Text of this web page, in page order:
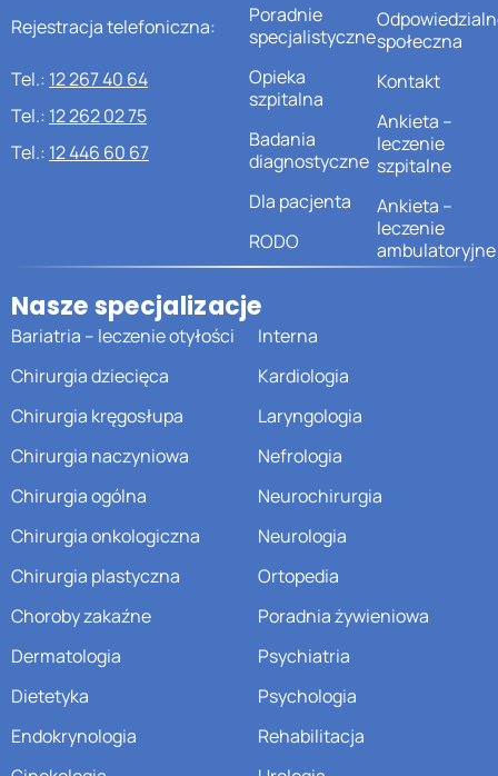
Rejestracja telefoniczna:
Tel.: 12 267 40 64
Tel.: 12 262 02 75
Tel.: 12 446 60 67
Poradnie
specjalistyczne
Opieka
szpitalna
Badania
diagnostyczne
Dla pacjenta
RODO
społeczna
Kontakt
Ankieta –
leczenie
szpitalne
Ankieta –
leczenie
ambulatoryjne
Nasze specjalizacje
Bariatria – leczenie otyłości
Chirurgia dziecięca
Chirurgia kręgosłupa
Chirurgia naczyniowa
Chirurgia ogólna
Chirurgia onkologiczna
Chirurgia plastyczna
Choroby zakaźne
Dermatologia
Dietetyka
Endokrynologia
Interna
Kardiologia
Laryngologia
Nefrologia
Neurochirurgia
Neurologia
Ortopedia
Poradnia żywieniowa
Psychiatria
Psychologia
Rehabilitacja